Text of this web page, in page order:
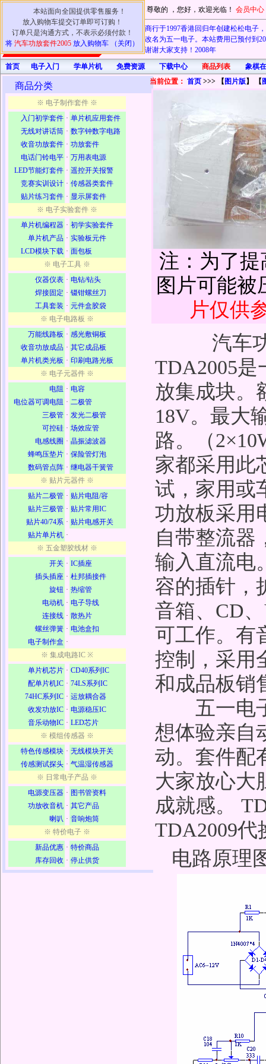
本站面向全国提供零售服务！
放入购物车提交订单即可订购！
订单只是沟通方式，不表示必须付款！
将汽车功放套件2005放入购物车 （关闭）
尊敬的 ，您好，欢迎光临！ 会员中心
本商行于1997香港回归年创建松松电子
电子也改名为五一电子。本站费用已预付到
认可！谢谢大家支持！2008年
首页
电子入门 学单片机 免费资源 下载中心 商品列表 象棋
商品分类
※ 电子制作套件 ※
入门初学套件 · 单片机应用套件
无线对讲话筒 · 数字钟数字电路
收音功放套件 · 功放套件
电话门铃电平 · 万用表电源
LED节能灯套件 · 遥控开关报警
竞赛实训设计 · 传感器类套件
贴片练习套件 · 显示屏套件
※ 电子实验套件 ※
单片机编程器 · 初学实验套件
单片机产品 · 实验板元件
LCD模块下载 · 面包板
※ 电子工具 ※
仪器仪表 · 电钻/钻头
焊接固定 · 镊钳螺丝刀
工具套装 · 元件盒胶袋
※ 电子电路板 ※
万能线路板 · 感光敷铜板
收音功放成品 · 其它成品板
单片机类光板 · 印刷电路光板
※ 电子元器件 ※
电阻 · 电容
电位器可调电阻 · 二极管
三极管 · 发光二极管
可控硅 · 场效应管
电感线圈 · 晶振滤波器
蜂鸣压垫片 · 保险管灯泡
数码管点阵 · 继电器干簧管
※ 贴片元器件 ※
贴片二极管 · 贴片电阻/容
贴片三极管 · 贴片常用IC
贴片40/74系 · 贴片电感开关
贴片单片机 ·
※ 五金塑胶线材 ※
开关 · IC插座
插头插座 · 杜邦插接件
旋钮 · 热缩管
电动机 · 电子导线
连接线 · 散热片
螺丝弹簧 · 电池盒扣
电子制作盒 ·
※ 集成电路IC ※
单片机芯片 · CD40系列IC
配单片机IC · 74LS系列IC
74HC系列IC · 运放耦合器
收发功放IC · 电源稳压IC
音乐动物IC · LED芯片
※ 模组传感器 ※
特色传感模块 · 无线模块开关
传感测试探头 · 气温湿传感器
※ 日常电子产品 ※
电源变压器 · 图书管资料
功放收音机 · 其它产品
喇叭 · 音响炮筒
※ 特价电子 ※
新品优惠 · 特价商品
库存回收 · 停止供货
当前位置： 首页 >>> 【 图片版】 【
注：为了提
图片可能
片仅供
汽车功
TDA2005
放集成块。
18V。最大
路。（
家都采用此
试，家用或
功放板采用
自带整流器
输入直流电
容的插针，
音箱、CD
可工作。有
控制，采用
和成品板销
五一电子
想体验亲自
动。套件配
大家放心大
成就感。
TDA2009代
电路原理